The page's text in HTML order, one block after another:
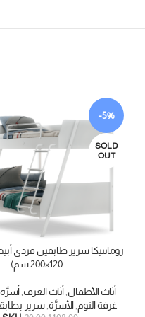
-5%
SOLD
OUT
قراءة المزيد
– 120×200 سم)
أثاث الأطفال ,أثاث الغرف ,
غرفة النوم ,الأسرَّة ,سرير